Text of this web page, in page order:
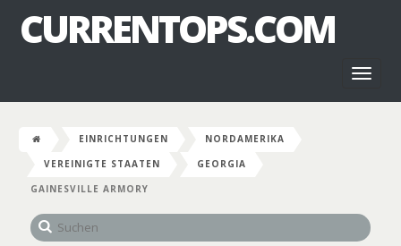
CURRENTOPS.COM
EINRICHTUNGEN
NORDAMERIKA
VEREINIGTE STAATEN
GEORGIA
GAINESVILLE ARMORY